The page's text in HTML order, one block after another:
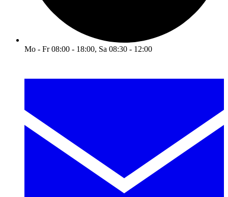
Mo - Fr 08:00 - 18:00, Sa 08:30 - 12:00